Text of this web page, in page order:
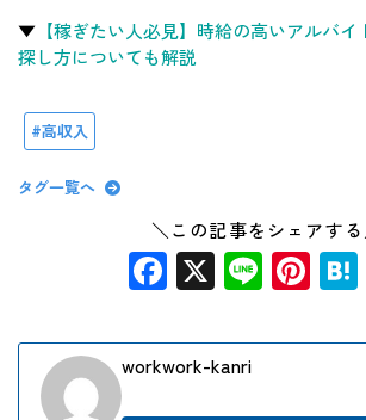
▼ 【稼ぎたい人必見】時給の高いアルバ
探し方についても解説
高収入
タグ一覧へ
＼この記事をシェアする
Facebook
X Line
workwork-kanri